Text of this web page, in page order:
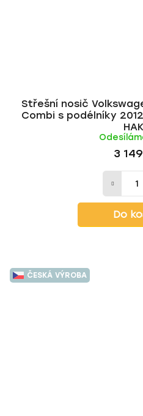
Střešní nosič
Combi s podélníky
3
Do
ČESKÁ VÝROBA